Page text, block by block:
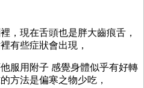
，現在舌頭也是胖大齒痕舌，
有些症狀會出現，
服用附子 感覺身體似乎有好轉
方法是偏寒之物少吃，